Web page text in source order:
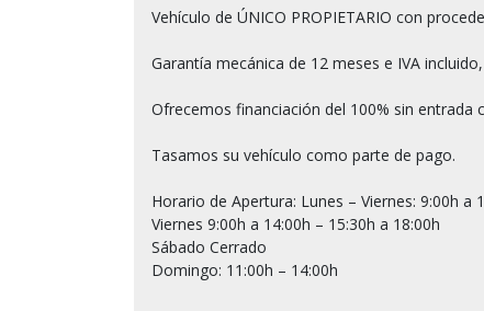
Vehículo de ÚNICO PROPIETARIO con
Garantía mecánica de 12 meses e IVA incluido,
Ofrecemos financiación del 100% sin entrada
Tasamos su vehículo como parte de pago.
Horario de Apertura: Lunes – Viernes: 9:00h a
Viernes 9:00h a 14:00h – 15:30h a 18:00h
Sábado Cerrado
Domingo: 11:00h – 14:00h